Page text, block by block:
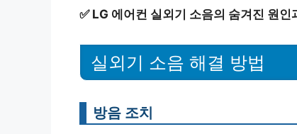
✅ LG 에어컨 실외기 소음의 숨겨진 원인
실외기 소음 해결 방법
방음 조치